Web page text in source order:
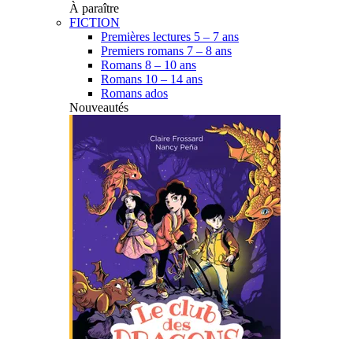
À paraître
FICTION
Premières lectures 5 – 7 ans
Premiers romans 7 – 8 ans
Romans 8 – 10 ans
Romans 10 – 14 ans
Romans ados
Nouveautés